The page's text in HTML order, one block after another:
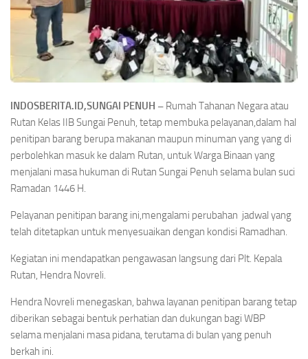
INDOSBERITA.ID,SUNGAI PENUH – Rumah Tahanan Negara atau
Rutan Kelas IIB Sungai Penuh, tetap membuka pelayanan,dalam hal
penitipan barang berupa makanan maupun minuman yang yang di
perbolehkan masuk ke dalam Rutan, untuk Warga Binaan yang
menjalani masa hukuman di Rutan Sungai Penuh selama bulan suci
Ramadan 1446 H.
Pelayanan penitipan barang ini,mengalami perubahan jadwal yang
telah ditetapkan untuk menyesuaikan dengan kondisi Ramadhan.
Kegiatan ini mendapatkan pengawasan langsung dari Plt. Kepala
Rutan, Hendra Novreli.
Hendra Novreli menegaskan, bahwa layanan penitipan barang tetap
diberikan sebagai bentuk perhatian dan dukungan bagi WBP
selama menjalani masa pidana, terutama di bulan yang penuh
berkah ini.